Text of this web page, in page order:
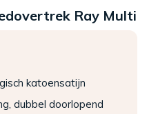
Ray Multi
katoensatijn
dubbel doorlopend